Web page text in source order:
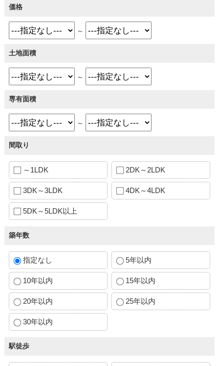
価格
～
土地面積
～
専有面積
～
間取り
～1LDK 2DK～2LDK
3DK～3LDK 4DK～4LDK
5DK～5LDK以上
築年数
指定なし 5年以内
10年以内 15年以内
20年以内 25年以内
30年以内
駅徒歩